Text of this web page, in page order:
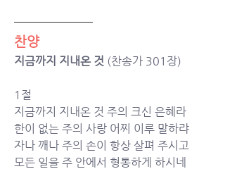
찬양
지금까지 지내온 것 (찬송가 301장)
1절
지금까지 지내온 것 주의 크신 은혜라
한이 없는 주의 사랑 어찌 이루 말하랴
자나 깨나 주의 손이 항상 살펴 주시고